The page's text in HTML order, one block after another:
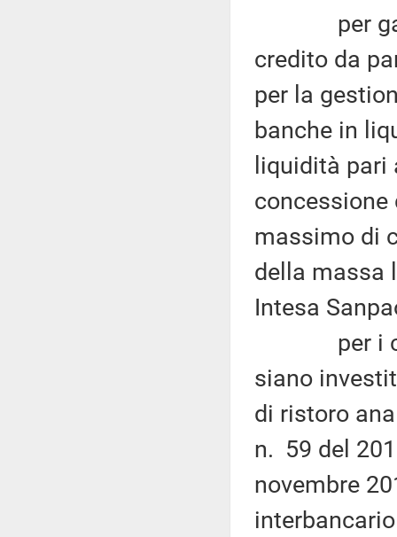
per
credito da
per la
banche in
liquidità
concessione
massimo di
della massa
Intesa
per i
siano
di ristoro
n. 59 del
novembre